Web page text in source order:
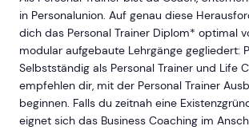
in Personalunion. Auf genau diese
dich das Personal Trainer Diplom* optimal
modular aufgebaute Lehrgänge gegliedert:
Selbstständig als Personal Trainer und Life
empfehlen dir, mit der Personal Trainer
beginnen. Falls du zeitnah eine
eignet sich das Business Coaching im